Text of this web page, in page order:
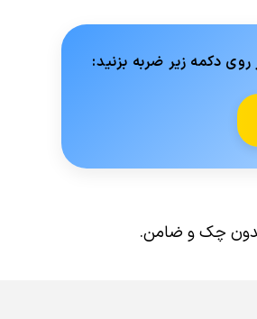
دکمه زیر ضربه بزنید:
بدون چک و ضامن.